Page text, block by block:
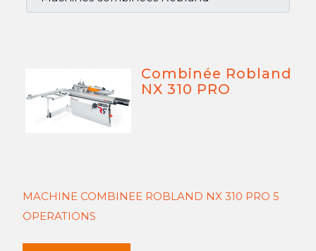
Combinée Robland
NX 310 PRO
MACHINE COMBINEE ROBLAND NX 310 PRO 5
OPERATIONS